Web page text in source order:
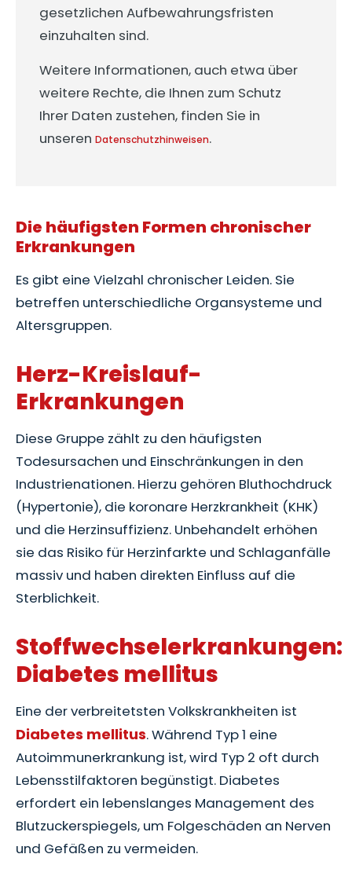
gesetzlichen Aufbewahrungsfristen
einzuhalten sind.
Weitere Informationen, auch etwa über
weitere Rechte, die Ihnen zum Schutz
Ihrer Daten zustehen, finden Sie in
unseren Datenschutzhinweisen.
Die häufigsten Formen chronischer
Erkrankungen
Es gibt eine Vielzahl chronischer Leiden. Sie
betreffen unterschiedliche Organsysteme und
Altersgruppen.
Herz-Kreislauf-
Erkrankungen
Diese Gruppe zählt zu den häufigsten
Todesursachen und Einschränkungen in den
Industrienationen. Hierzu gehören Bluthochdruck
(Hypertonie), die koronare Herzkrankheit (KHK)
und die Herzinsuffizienz. Unbehandelt erhöhen
sie das Risiko für Herzinfarkte und Schlaganfälle
massiv und haben direkten Einfluss auf die
Sterblichkeit.
Stoffwechselerkrankungen:
Diabetes mellitus
Eine der verbreitetsten Volkskrankheiten ist
Diabetes mellitus. Während Typ 1 eine
Autoimmunerkrankung ist, wird Typ 2 oft durch
Lebensstilfaktoren begünstigt. Diabetes
erfordert ein lebenslanges Management des
Blutzuckerspiegels, um Folgeschäden an Nerven
und Gefäßen zu vermeiden.